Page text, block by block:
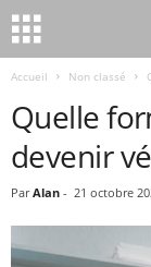
Accueil Non classé
Quelle
devenir
Par Alan - 21 octobre